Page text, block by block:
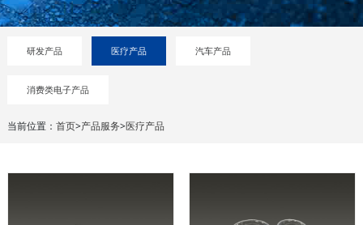
研发产品 医疗产品 汽车产品
消费类电子产品
当前位置： 首页>产品服务>医疗产品